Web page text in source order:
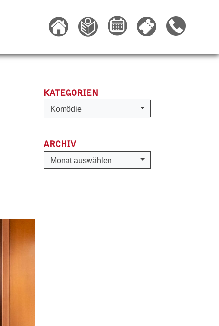
KATEGORIEN
Kategorien
Komödie
ARCHIV
Archiv
Monat auswählen